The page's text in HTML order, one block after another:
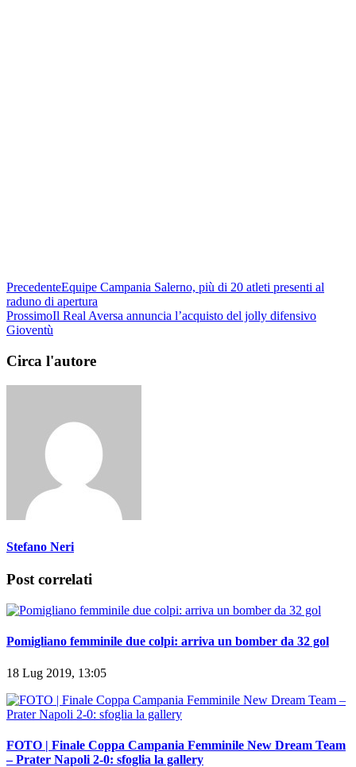
PrecedenteEquipe Campania Salerno, più di 20 atleti presenti al
raduno di apertura
ProssimoIl Real Aversa annuncia l’acquisto del jolly difensivo
Gioventù
Circa l'autore
Stefano Neri
Post correlati
Pomigliano femminile due colpi: arriva un bomber da 32 gol
18 Lug 2019, 13:05
FOTO | Finale Coppa Campania Femminile New Dream Team
– Prater Napoli 2-0: sfoglia la gallery